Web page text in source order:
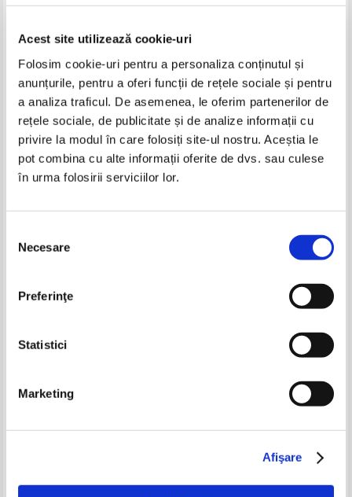
Acest site utilizează cookie-uri
Folosim cookie-uri pentru a personaliza conținutul și
anunțurile, pentru a oferi funcții de rețele sociale și pentru
a analiza traficul. De asemenea, le oferim partenerilor de
rețele sociale, de publicitate și de analize informații cu
privire la modul în care folosiți site-ul nostru. Aceștia le
pot combina cu alte informații oferite de dvs. sau culese
în urma folosirii serviciilor lor.
consimțământului
Necesare
Preferinţe
Statistici
Marketing
Afişare
Limba si literatura romana,
1994 (volumul 3 si 4)
Limba si literatura, 1972
Adaugă în coș